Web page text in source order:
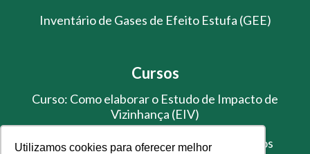
Utilizamos cookies para oferecer melhor
Inventário de Gases de Efeito Estufa (GEE)
Cursos
Curso: Como elaborar o Estudo de Impacto de
Vizinhança (EIV)
Treinamento de Gestão de Resíduos Sólidos